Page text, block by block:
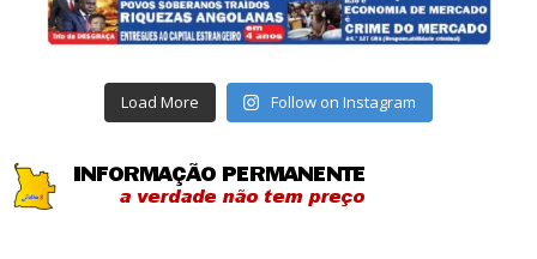
Load More Follow on Instagram